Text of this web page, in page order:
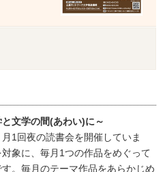
文学の間(あわい)に ～
1回夜の読書会を開催していま
象に、毎月1つの作品をめぐって
。毎月のテーマ作品をあらかじめ